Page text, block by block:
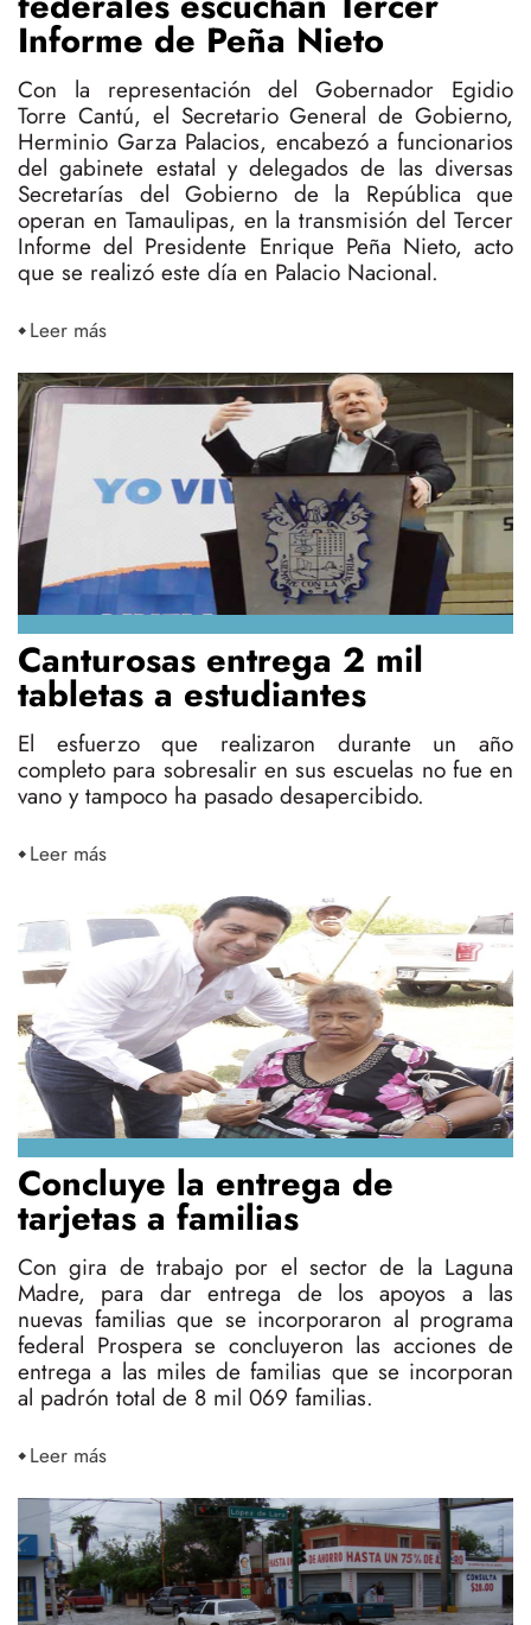
Informe de Peña Nieto
Con la representación del Gobernador Egidio
Torre Cantú, el Secretario General de Gobierno,
Herminio Garza Palacios, encabezó a funcionarios
del gabinete estatal y delegados de las diversas
Secretarías del Gobierno de la República que
operan en Tamaulipas, en la transmisión del Tercer
Informe del Presidente Enrique Peña Nieto, acto
que se realizó este día en Palacio Nacional.
Leer más
Canturosas entrega 2 mil
tabletas a estudiantes
El esfuerzo que realizaron durante un año
completo para sobresalir en sus escuelas no fue en
vano y tampoco ha pasado desapercibido.
Leer más
Concluye la entrega de
tarjetas a familias
Con gira de trabajo por el sector de la Laguna
Madre, para dar entrega de los apoyos a las
nuevas familias que se incorporaron al programa
federal Prospera se concluyeron las acciones de
entrega a las miles de familias que se incorporan
al padrón total de 8 mil 069 familias.
Leer más